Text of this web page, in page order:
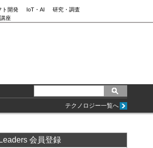
ト開発 IoT・AI
研究・調査
座
テクノロジー一覧へ
会員登録